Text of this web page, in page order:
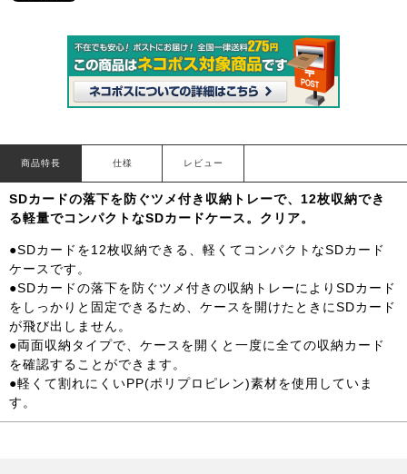
商品特長 仕様 レビュー
SDカードの落下を防ぐツメ付き収納トレーで、12枚収納でき
る軽量でコンパクトなSDカードケース。クリア。
●SDカードを12枚収納できる、軽くてコンパクトなSDカード
ケースです。
●SDカードの落下を防ぐツメ付きの収納トレーによりSDカード
をしっかりと固定できるため、ケースを開けたときにSDカード
が飛び出しません。
●両面収納タイプで、ケースを開くと一度に全ての収納カード
を確認することができます。
●軽くて割れにくいPP(ポリプロピレン)素材を使用していま
す。